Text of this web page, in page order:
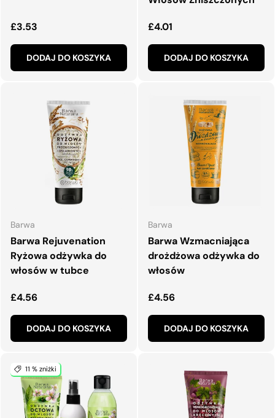
Normalna cena
£3.53
DODAJ DO KOSZYKA
Normalna cena
£4.01
DODAJ DO KOSZYKA
Barwa
Barwa Rejuvenation
Ryżowa odżywka do
włosów w tubce
Normalna cena
£4.56
DODAJ DO KOSZYKA
Barwa
Barwa Wzmacniająca
drożdżowa odżywka do
włosów
Normalna cena
£4.56
DODAJ DO KOSZYKA
11 % zniżki